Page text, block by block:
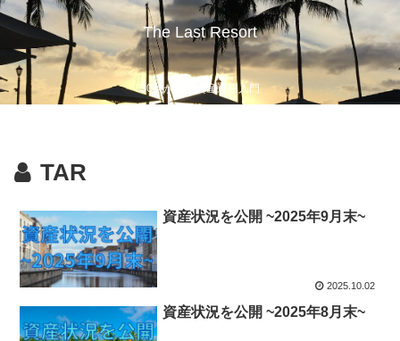
The Last Resort
30代からの資産運用入門
TAR
資産状況を公開 ~2025年9月末~
2025.10.02
資産状況を公開 ~2025年8月末~